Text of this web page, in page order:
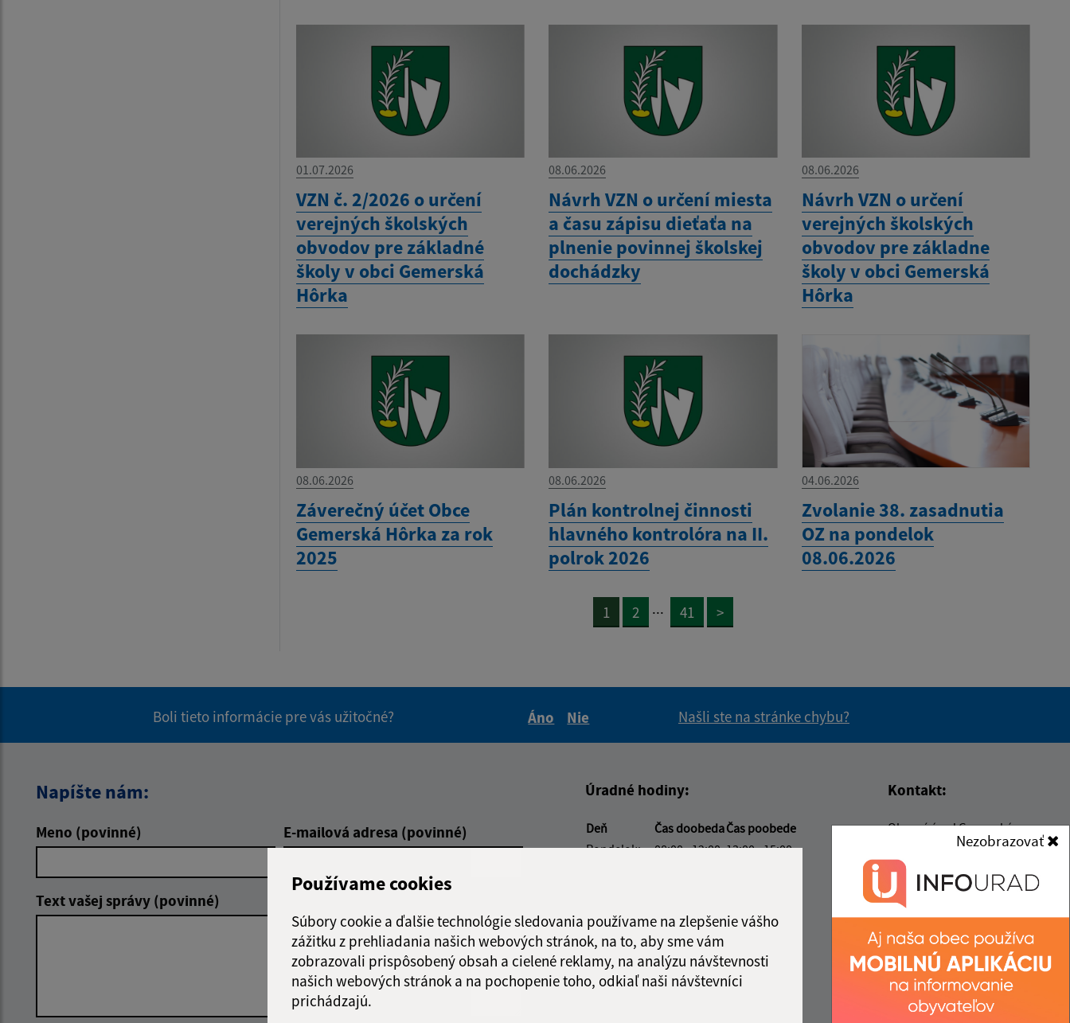
Používame cookies
Súbory cookie a ďalšie technológie sledovania používame na zlepšenie vášho
zážitku z prehliadania našich webových stránok, na to, aby sme vám
zobrazovali prispôsobený obsah a cielené reklamy, na analýzu návštevnosti
našich webových stránok a na pochopenie toho, odkiaľ naši návštevníci
prichádzajú.
Nezobrazovať
01.07.2026
VZN č. 2/2026 o určení
verejných školských
obvodov pre základné
školy v obci Gemerská
Hôrka
08.06.2026
Návrh VZN o určení miesta
a času zápisu dieťaťa na
plnenie povinnej školskej
dochádzky
08.06.2026
Návrh VZN o určení
verejných školských
obvodov pre základne
školy v obci Gemerská
Hôrka
08.06.2026
Záverečný účet Obce
Gemerská Hôrka za rok
2025
08.06.2026
Plán kontrolnej činnosti
hlavného kontrolóra na II.
polrok 2026
04.06.2026
Zvolanie 38. zasadnutia
OZ na pondelok
08.06.2026
1 2 ... 41 >
Boli tieto informácie pre vás užitočné?
Áno
Nie
Našli ste na stránke chybu?
Napíšte nám:
Meno (povinné) E-mailová adresa (povinné)
Text vašej správy (povinné)
Úradné hodiny:
Deň Čas doobedaČas poobede
Pondelok:
08:00 - 12:00 13:00 - 15:00
Piatok:
08:00 - 12:00
Obedňajšia prestávka:12:00 - 13:00
Kontakt:
Obecný úrad Gemerská
Gemerská Hôrka 151
049 12 Gemerská Hôrka
obec@gemerskahorka.eu
+421 58 7921 225
IČO: 00328219